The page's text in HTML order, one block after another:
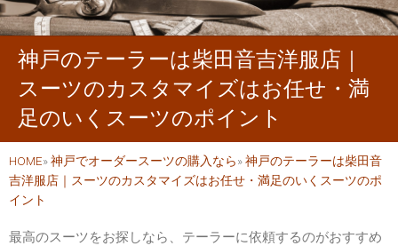
神戸のテーラーは柴田音吉洋服店｜
スーツのカスタマイズはお任せ・満
足のいくスーツのポイント
HOME»神戸でオーダースーツの購入なら»神戸のテーラーは柴田音
吉洋服店｜スーツのカスタマイズはお任せ・満足のいくスーツのポ
イント
最高のスーツをお探しなら、テーラーに依頼するのがおすすめ